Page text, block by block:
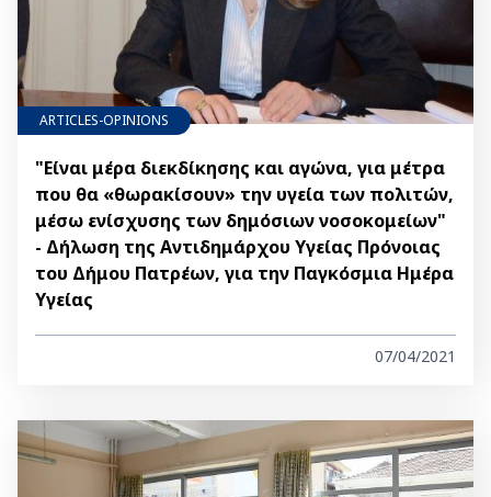
ARTICLES-OPINIONS
"Είναι μέρα διεκδίκησης και αγώνα, για μέτρα
που θα «θωρακίσουν» την υγεία των πολιτών,
μέσω ενίσχυσης των δημόσιων νοσοκομείων"
- Δήλωση της Αντιδημάρχου Υγείας Πρόνοιας
του Δήμου Πατρέων, για την Παγκόσμια Ημέρα
Υγείας
07/04/2021